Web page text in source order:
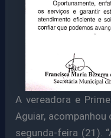
A vereadora e
Aguiar,
segunda-feira (21).